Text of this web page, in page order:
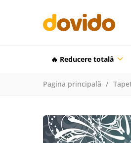
🔥 Reducere totalã
Pagina principală